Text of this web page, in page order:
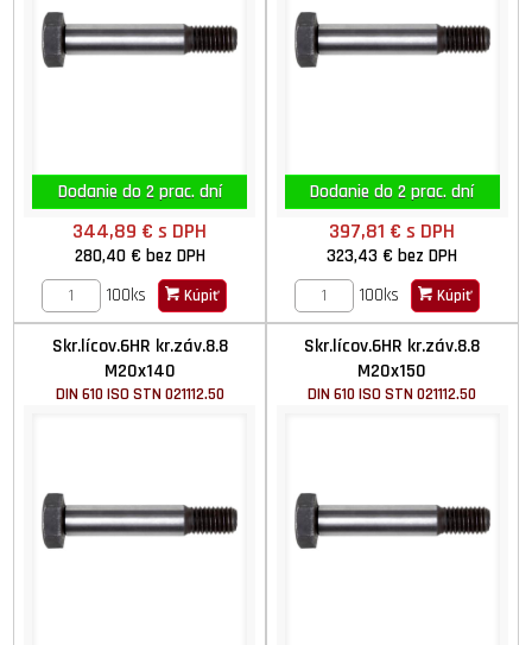
Dodanie do 2 prac. dní
344,89 €s DPH
280,40 € bez DPH
100ks
Kúpiť
Dodanie do 2 prac. dní
397,81 €s DPH
323,43 €bez DPH
100ks
Kúpiť
Skr.lícov.6HR kr.záv.8.8
M20x140
DIN 610 ISO STN 021112.50
Skr.lícov.6HR kr.záv.8.8
M20x150
DIN 610 ISO STN 021112.50